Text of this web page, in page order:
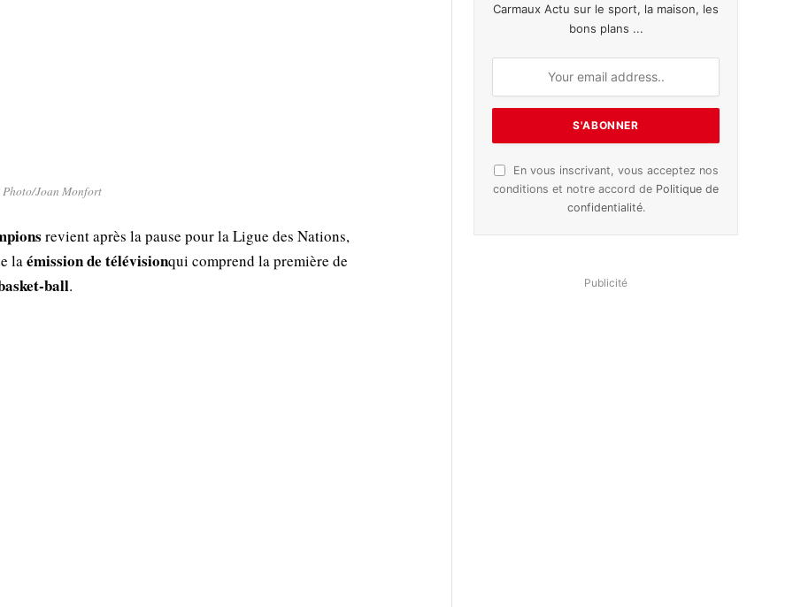
Photo/Joan Monfort
revient après la pause pour la Ligue des Nations,
laémission de télévisionqui comprend la première de
ball.
Carmaux Actu sur le sport, la maison, les
bons plans ...
En vous inscrivant, vous acceptez nos
conditions et notre accord de Politique de
confidentialité.
Publicité